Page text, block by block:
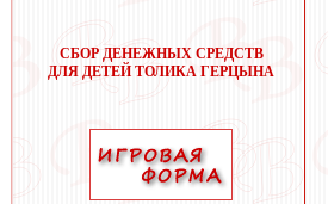
СБОР ДЕНЕЖНЫХ СРЕДСТВ
ДЛЯ ДЕТЕЙ ТОЛИКА ГЕРЦЫНА